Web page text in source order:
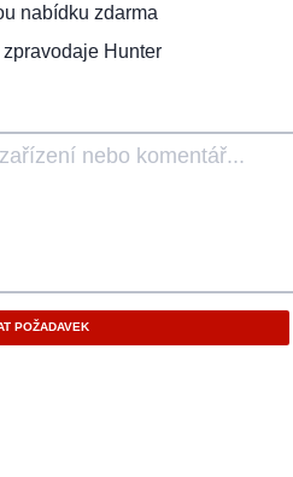
nabídku zdarma
Hunter
POŽADAVEK